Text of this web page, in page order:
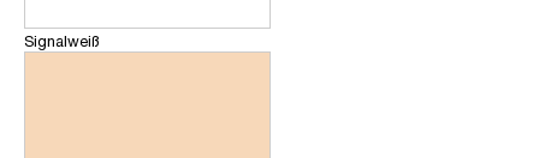
Signalweiß